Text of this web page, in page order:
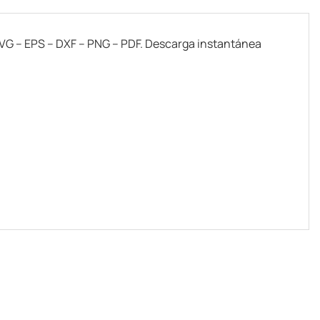
EPS – DXF – PNG – PDF. Descarga instantánea